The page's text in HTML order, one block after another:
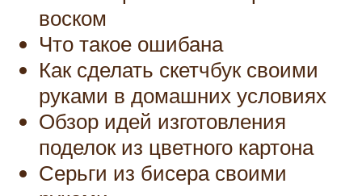
воском
Что такое ошибана
Как сделать скетчбук своими
руками в домашних условиях
Обзор идей изготовления
поделок из цветного картона
Серьги из бисера своими